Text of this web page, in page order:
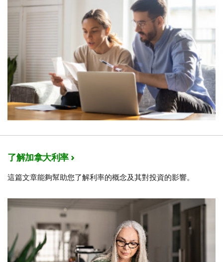
了解加拿大利率
這篇文章能夠幫助您了解利率的概念及其對投資的影響。